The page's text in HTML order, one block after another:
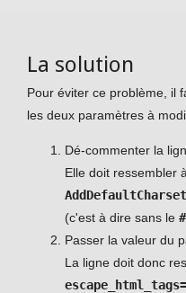
La solution
Pour éviter ce problème, il
les deux paramètres à
Dé-commenter la
Elle doit ressembler
(c'est à dire sans le #
Passer la valeur du
La ligne doit donc